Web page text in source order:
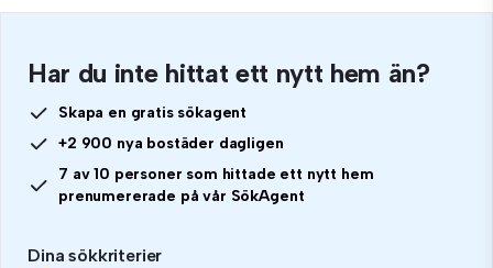
Har du inte hittat ett nytt hem än?
Skapa en gratis sökagent
+2 900 nya bostäder dagligen
7 av 10 personer som hittade ett nytt hem
prenumererade på vår SökAgent
Dina sökkriterier